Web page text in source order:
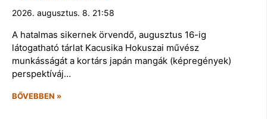
2026. augusztus. 8. 21:58
A hatalmas sikernek örvendő, augusztus 16-ig
látogatható tárlat Kacusika Hokuszai művész
munkásságát a kortárs japán mangák (képregények)
perspektíváj…
BŐVEBBEN »